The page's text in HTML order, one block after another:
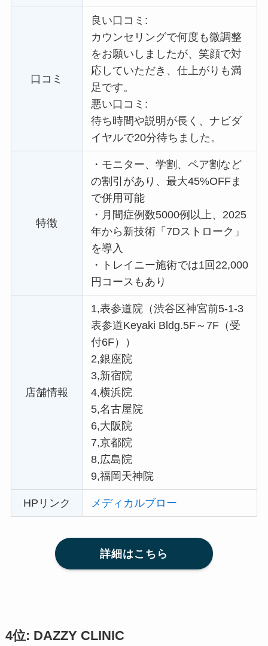
口コミ
良い口コミ:
カウンセリングで何度も微調整
をお願いしましたが、笑顔で対
応していただき、仕上がりも満
足です。
悪い口コミ:
待ち時間や説明が長く、ナビダ
イヤルで20分待ちました。
特徴
・ モニター、学割、ペア割など
の割引があり、最大45%OFFま
で併用可能
・ 月間症例数5000例以上、2025
年から新技術「7Dストローク」
を導入
・
トレイニー施術では1回22,000
円コースもあり
店舗情報
1,表参道院（渋谷区神宮前5-1-3
表参道Keyaki Bldg.5F～7F（受
付6F））
2,銀座院
3,新宿院
4,横浜院
5,名古屋院
6,大阪院
7,京都院
8,広島院
9,福岡天神院
HPリンク メディカルブロー
詳細はこちら
4位: DAZZY CLINIC